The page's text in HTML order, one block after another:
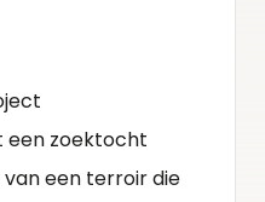
zoektocht
een terroir die